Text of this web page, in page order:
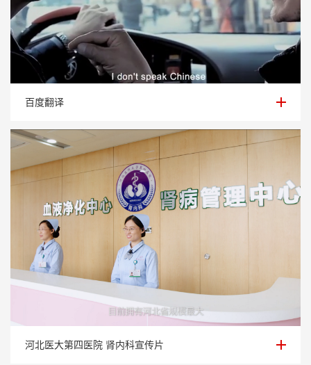
百度翻译
百度翻译
河北医大第四医院 肾内科宣传片
河北医大第四医院 肾内科宣传片